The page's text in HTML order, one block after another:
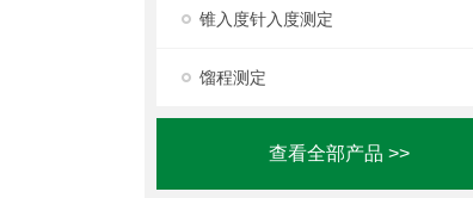
锥入度针入度测定
馏程测定
查看全部产品 >>